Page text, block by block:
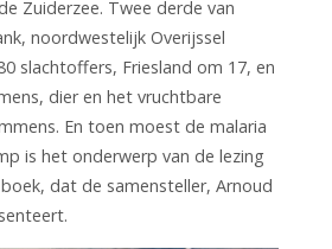
Zuiderzee. Twee derde van
noordwestelijk Overijssel
slachtoffers, Friesland om 17, en
dier en het vruchtbare
En toen moest de malaria
is het onderwerp van de lezing
dat de samensteller, Arnoud